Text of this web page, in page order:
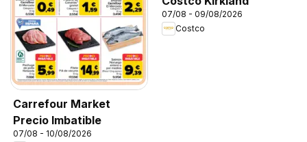
Carrefour Market
Precio Imbatible
07/08 - 10/08/2026
07/08 - 09/08/2026
Costco